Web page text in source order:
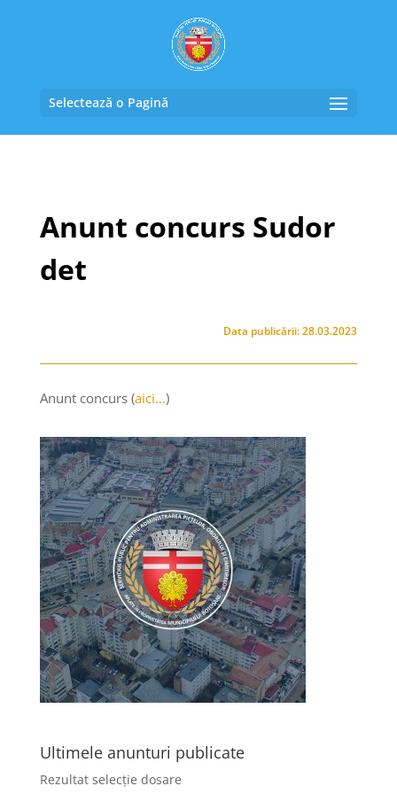
Selectează o Pagină
Anunt concurs Sudor
det
Data publicării: 28.03.2023
Anunt concurs (aici…)
Ultimele anunturi publicate
Rezultat selecție dosare